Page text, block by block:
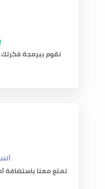
نقوم ببرمجة
تمتع معنا باستضافة